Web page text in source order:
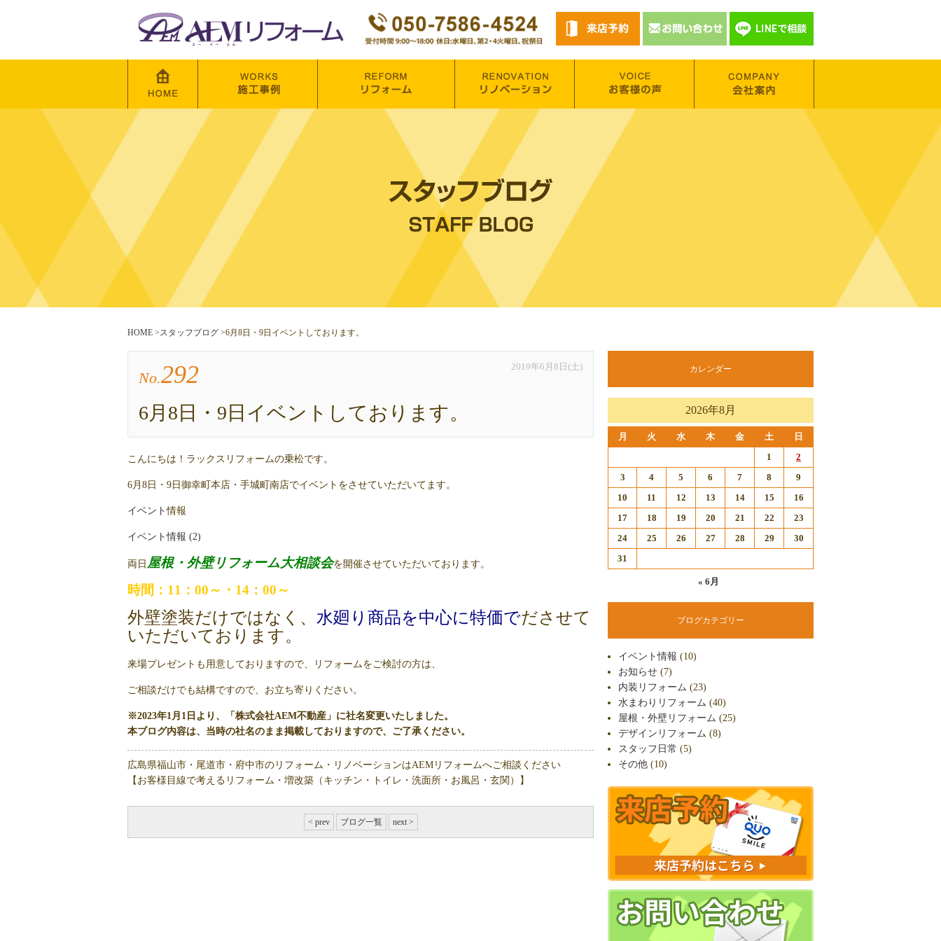
HOME >スタッフブログ >6月8日・9日イベントしております。
No.292 2019年6月8日(土)
6月8日・9日イベントしております。
こんにちは！ラックスリフォームの乗松です。
6月8日・9日御幸町本店・手城町南店でイベントをさせていただいてます。
イベント情報
イベント情報 (2)
両日 屋根・外壁リフォーム大相談会を開催させていただいております。
時間：11：00～・14：00～
外壁塗装だけではなく、 水廻り商品を中心に特価でださせて
いただいております。
来場プレゼントも用意しておりますので、リフォームをご検討の方は、
ご相談だけでも結構ですので、お立ち寄りください。
※2023年1月1日より、「株式会社AEM不動産」に社名変更いたしました。
本ブログ内容は、当時の社名のまま掲載しておりますので、ご了承ください。
広島県福山市・尾道市・府中市のリフォーム・リノベーションはAEMリフォームへご相談ください
【お客様目線で考えるリフォーム・増改築（キッチン・トイレ・洗面所・お風呂・玄関）】
< prev ブログ一覧 next >
カレンダー
2026年8月
月 火 水 木 金 土
日
1
2
3
4 5 6 7 8
9
10
11 12 13 14 15
16
17
18 19 20 21 22
23
24
25 26 27 28 29
30
31
« 6月
ブログカテゴリー
イベント情報 (10)
お知らせ (7)
内装リフォーム (23)
水まわりリフォーム (40)
屋根・外壁リフォーム (25)
デザインリフォーム (8)
スタッフ日常 (5)
その他 (10)